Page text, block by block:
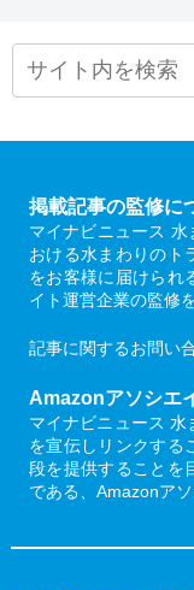
掲載記事の監修に
マイナビニュース
おける水まわりのト
をお客様に届けられ
イト運営企業の監修
記事に関するお問い
Amazonアソシエ
マイナビニュース
を宣伝しリンクする
段を提供することを
である、Amazonア